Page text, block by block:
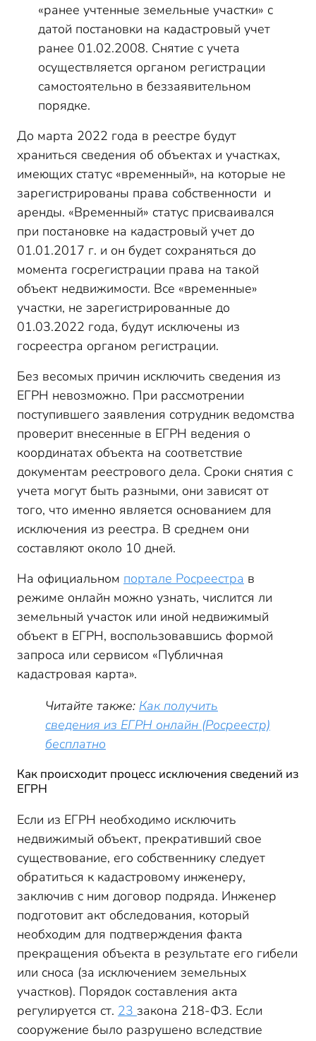
«ранее учтенные земельные участки» с
датой постановки на кадастровый учет
ранее 01.02.2008. Снятие с учета
осуществляется органом регистрации
самостоятельно в беззаявительном
порядке.
До марта 2022 года в реестре будут
храниться сведения об объектах и участках,
имеющих статус «временный», на которые не
зарегистрированы права собственности и
аренды. «Временный» статус присваивался
при постановке на кадастровый учет до
01.01.2017 г. и он будет сохраняться до
момента госрегистрации права на такой
объект недвижимости. Все «временные»
участки, не зарегистрированные до
01.03.2022 года, будут исключены из
госреестра органом регистрации.
Без весомых причин исключить сведения из
ЕГРН невозможно. При рассмотрении
поступившего заявления сотрудник ведомства
проверит внесенные в ЕГРН ведения о
координатах объекта на соответствие
документам реестрового дела. Сроки снятия с
учета могут быть разными, они зависят от
того, что именно является основанием для
исключения из реестра. В среднем они
составляют около 10 дней.
На официальном портале Росреестра в
режиме онлайн можно узнать, числится ли
земельный участок или иной недвижимый
объект в ЕГРН, воспользовавшись формой
запроса или сервисом «Публичная
кадастровая карта».
Читайте также: Как получить
сведения из ЕГРН онлайн (Росреестр)
бесплатно
Как происходит процесс исключения сведений из
ЕГРН
Если из ЕГРН необходимо исключить
недвижимый объект, прекративший свое
существование, его собственнику следует
обратиться к кадастровому инженеру,
заключив с ним договор подряда. Инженер
подготовит акт обследования, который
необходим для подтверждения факта
прекращения объекта в результате его гибели
или сноса (за исключением земельных
участков). Порядок составления акта
регулируется ст. 23 закона 218-ФЗ. Если
сооружение было разрушено вследствие